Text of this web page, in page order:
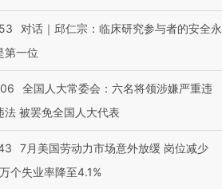
对话｜邱仁宗：临床研究参与者的安全永
第一位
全国人大常委会：六名将领涉嫌严重违
法 被罢免全国人大代表
7月美国劳动力市场意外放缓 岗位减少
个失业率降至4.1%